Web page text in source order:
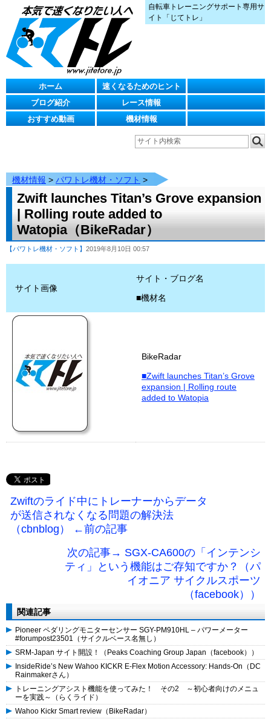
自転車トレーニングサポート専用サ
イト「じてトレ」
ホーム
速くなるためのヒント
ブログ紹介
レース情報
おすすめ動画
機材情報
機材情報 > パワトレ機材・ソフト >
Zwift launches Titan’s Grove expansion
| Rolling route added to
Watopia（BikeRadar）
【パワトレ機材・ソフト】 2019年8月10日 00:57
サイト画像
サイト・ブログ名
■機材名
BikeRadar
■Zwift launches Titan’s Grove
expansion | Rolling route
added to Watopia
Zwiftのライド中にトレーナーからデータ
が送信されなくなる問題の解決法
（cbnblog） ←前の記事
次の記事→ SGX-CA600の「インテンシ
ティ」という機能はご存知ですか？（パ
イオニア サイクルスポーツ
（facebook））
関連記事
Pioneer ペダリングモニターセンサー SGY-PM910HL – パワーメーター
#forumpost23501（サイクルベース名無し）
SRM-Japan サイト開設！（Peaks Coaching Group Japan（facebook））
InsideRide’s New Wahoo KICKR E-Flex Motion Accessory: Hands-On（DC
Rainmakerさん）
トレーニングアシスト機能を使ってみた！ その2 ～初心者向けのメニュ
ーを実践～（らくライド）
Wahoo Kickr Smart review（BikeRadar）